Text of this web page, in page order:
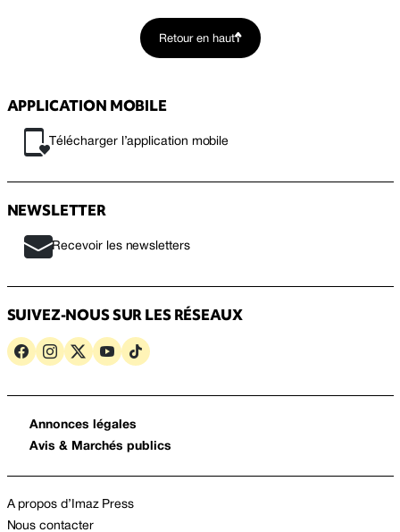
Retour en haut
APPLICATION MOBILE
Télécharger l’application mobile
NEWSLETTER
Recevoir les newsletters
SUIVEZ-NOUS SUR LES RÉSEAUX
Annonces légales
Avis & Marchés publics
A propos d’Imaz Press
Nous contacter